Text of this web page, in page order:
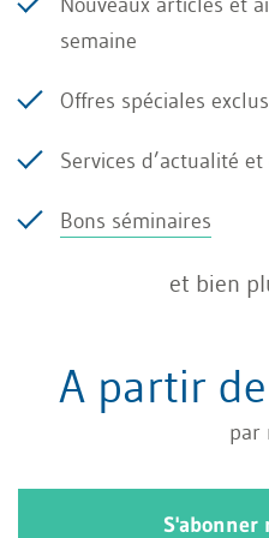
La recherche
de croissance ne peut
scénarios :
un scénario « le
un scénario « très
Pour ne pas succomber
semaine
Offres spéciales
Services d’actualité
Bons séminaires
et bien
A partir
par
S'abonner